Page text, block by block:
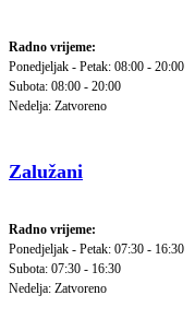
Radno vrijeme:
Ponedjeljak - Petak: 08:00 - 20:00
Subota: 08:00 - 20:00
Nedelja: Zatvoreno
Zalužani
Radno vrijeme:
Ponedjeljak - Petak: 07:30 - 16:30
Subota: 07:30 - 16:30
Nedelja: Zatvoreno